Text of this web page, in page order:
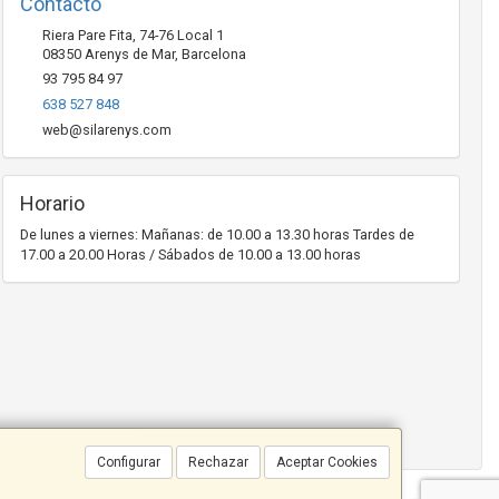
Configurar Rechazar Aceptar Cookies
Riera Pare Fita, 74-76 Local 1
08350 Arenys de Mar, Barcelona
93 795 84 97
638 527 848
web@silarenys.com
Horario
De lunes a viernes: Mañanas: de 10.00 a 13.30 horas Tardes de
17.00 a 20.00 Horas / Sábados de 10.00 a 13.00 horas